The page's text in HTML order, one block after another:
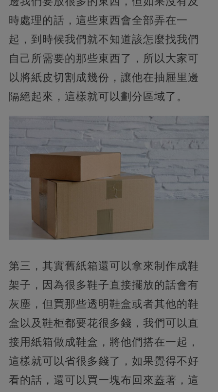
時處理的話，這些東西會全部弄在一
起，到時候我們就不知道該怎麼找我們
自己所需要的那些東西了，所以大家可
以將紙皮切割成幾份，讓他在抽屜里邊
隔絕起來，這樣就可以劃分區域了。
第三，其實舊紙箱還可以拿來制作成鞋
架子，因為很多鞋子直接擺放的話會有
灰塵，但買那些透明鞋盒或者其他的鞋
盒以及鞋柜都要花很多錢，我們可以直
接用紙箱做成鞋盒，將他們搭在一起，
這樣就可以省很多錢了，如果覺得不好
看的話，還可以買一塊布回來蓋著，這